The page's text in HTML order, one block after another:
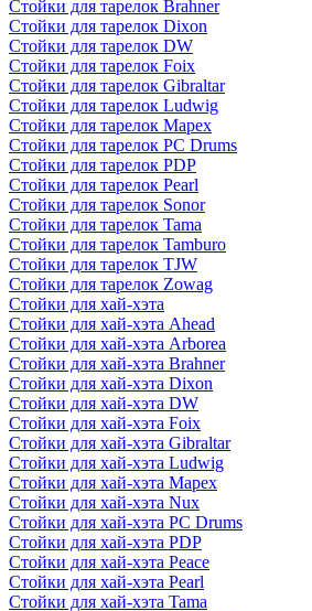
Стойки для тарелок Brahner
Стойки для тарелок Dixon
Стойки для тарелок DW
Стойки для тарелок Foix
Стойки для тарелок Gibraltar
Стойки для тарелок Ludwig
Стойки для тарелок Mapex
Стойки для тарелок PC Drums
Стойки для тарелок PDP
Стойки для тарелок Pearl
Стойки для тарелок Sonor
Стойки для тарелок Tama
Стойки для тарелок Tamburo
Стойки для тарелок TJW
Стойки для тарелок Zowag
Стойки для хай-хэта
Стойки для хай-хэта Ahead
Стойки для хай-хэта Arborea
Стойки для хай-хэта Brahner
Стойки для хай-хэта Dixon
Стойки для хай-хэта DW
Стойки для хай-хэта Foix
Стойки для хай-хэта Gibraltar
Стойки для хай-хэта Ludwig
Стойки для хай-хэта Mapex
Стойки для хай-хэта Nux
Стойки для хай-хэта PC Drums
Стойки для хай-хэта PDP
Стойки для хай-хэта Peace
Стойки для хай-хэта Pearl
Стойки для хай-хэта Tama